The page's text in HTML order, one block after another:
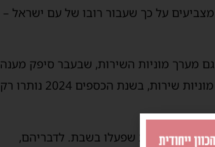
על כך שעבור רובו של עם ישראל –
מערך מוניות השירות, שבעבר סיפק מענה
חלקי לנסיעות בשבת. בעוד שלפני כ־16 שנה פעלו בישראל כ־2,300 מוניות שירות, בשנת הכספים 2024 נותרו רק
שירות שפעלו בשבת. לדבריהם,